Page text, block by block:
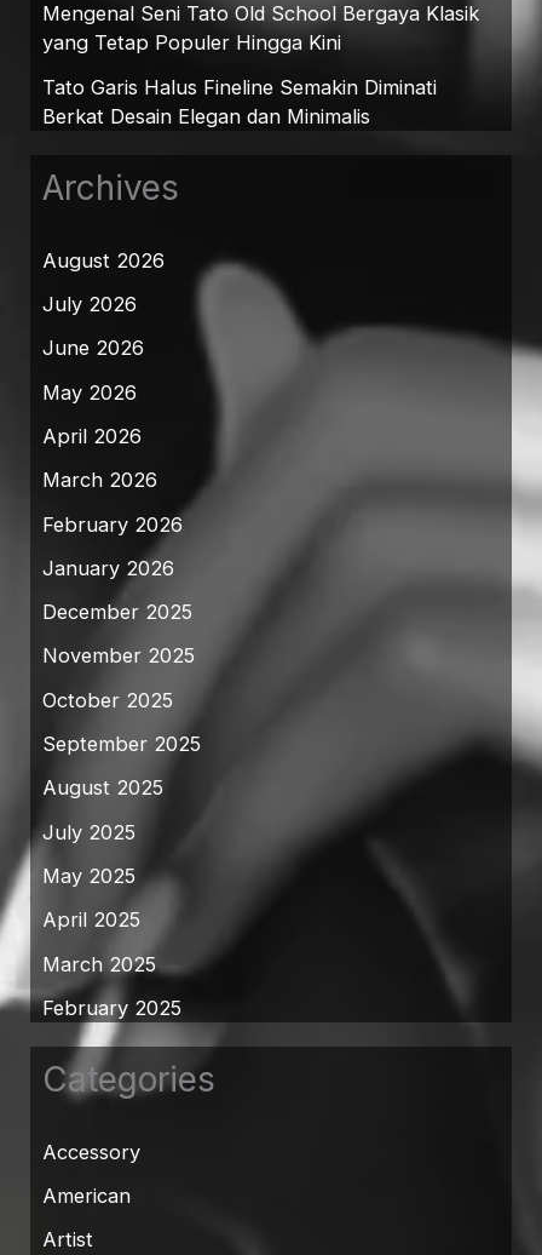
Mengenal Seni Tato Old School Bergaya Klasik
yang Tetap Populer Hingga Kini
Tato Garis Halus Fineline Semakin Diminati
Berkat Desain Elegan dan Minimalis
Archives
August 2026
July 2026
June 2026
May 2026
April 2026
March 2026
February 2026
January 2026
December 2025
November 2025
October 2025
September 2025
August 2025
July 2025
May 2025
April 2025
March 2025
February 2025
Categories
Accessory
American
Artist